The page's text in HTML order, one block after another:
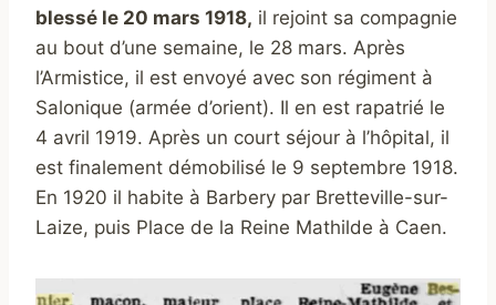
blessé le 20 mars 1918, il rejoint sa compagnie
au bout d’une semaine, le 28 mars. Après
l’Armistice, il est envoyé avec son régiment à
Salonique (armée d’orient). Il en est rapatrié le
4 avril 1919. Après un court séjour à l’hôpital, il
est finalement démobilisé le 9 septembre 1918.
En 1920 il habite à Barbery par Bretteville-sur-
Laize, puis Place de la Reine Mathilde à Caen.